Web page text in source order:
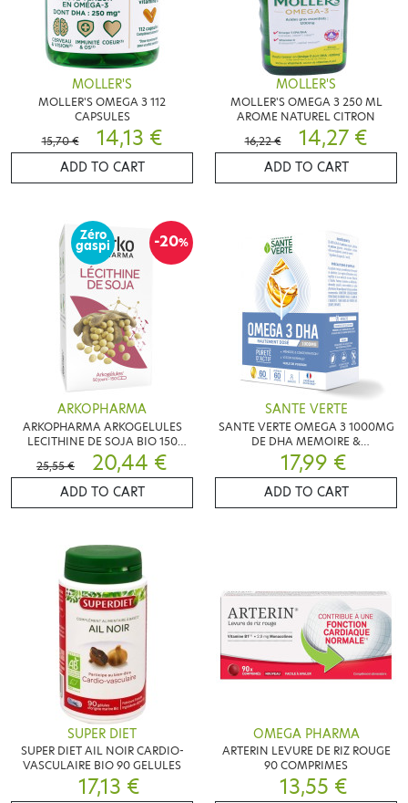
MOLLER'S
MOLLER'S OMEGA 3 112
CAPSULES
15,70 €
14,13 €
ADD TO CART
MOLLER'S
MOLLER'S OMEGA 3 250 ML
AROME NATUREL CITRON
16,22 €
14,27 €
ADD TO CART
-20%
Zéro
gaspi
ARKOPHARMA
ARKOPHARMA ARKOGELULES
LECITHINE DE SOJA BIO 150
CAPSULES
25,55 € 20,44 €
ADD TO CART
SANTE VERTE
SANTE VERTE OMEGA 3 1000MG
DE DHA MEMOIRE &
CONCENTRATION 60 CAPSULES
17,99 €
ADD TO CART
SUPER DIET
SUPER DIET AIL NOIR CARDIO-
VASCULAIRE BIO 90 GELULES
17,13 €
OMEGA PHARMA
ARTERIN LEVURE DE RIZ ROUGE
90 COMPRIMES
13,55 €